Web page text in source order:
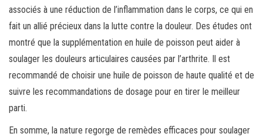
associés à une réduction de l’inflammation dans le corps, ce qui en
fait un allié précieux dans la lutte contre la douleur. Des études ont
montré que la supplémentation en huile de poisson peut aider à
soulager les douleurs articulaires causées par l’arthrite. Il est
recommandé de choisir une huile de poisson de haute qualité et de
suivre les recommandations de dosage pour en tirer le meilleur
parti.
En somme, la nature regorge de remèdes efficaces pour soulager